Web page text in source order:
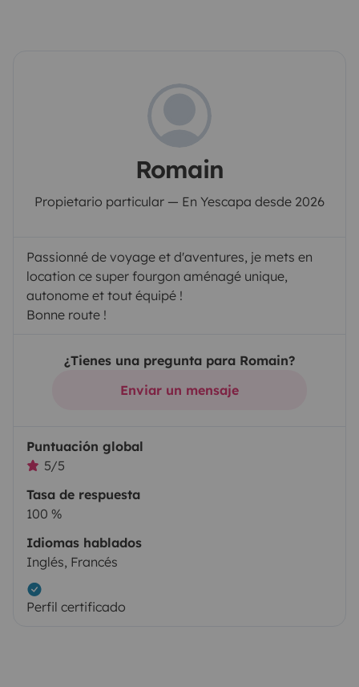
Romain
Propietario particular — En Yescapa desde 2026
Passionné de voyage et d'aventures, je mets en
location ce super fourgon aménagé unique,
autonome et tout équipé !
Bonne route !
¿Tienes una pregunta para Romain?
Enviar un mensaje
Puntuación global
5/5
Tasa de respuesta
100 %
Idiomas hablados
Inglés, Francés
Perfil certificado